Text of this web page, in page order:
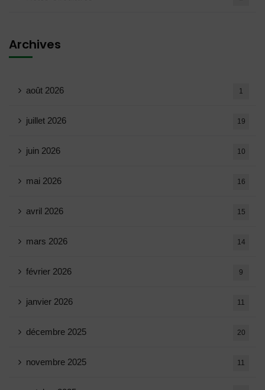
Archives
août 2026 1
juillet 2026 19
juin 2026 10
mai 2026 16
avril 2026 15
mars 2026 14
février 2026 9
janvier 2026 11
décembre 2025 20
novembre 2025 11